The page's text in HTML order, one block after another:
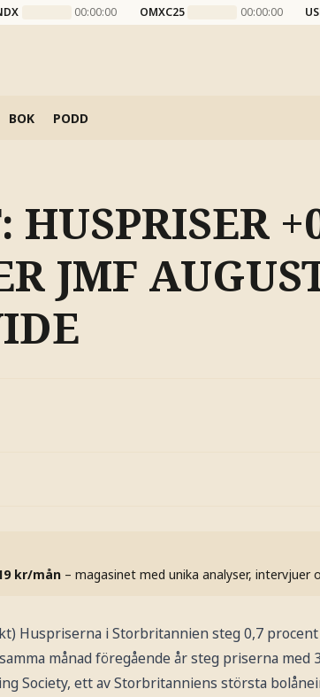
00:00:00 OMXC25 00:00:00
BOK PODD
HUSPRISER
JMF
kr/mån – magasinet med unika analyser, intervjuer
Huspriserna i Storbritannien steg 0,7
månad föregående år steg priserna med
Society, ett av Storbritanniens största